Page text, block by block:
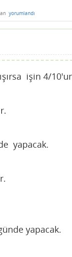
yorumlandı
işin 4/
yapacak.
yapacak.